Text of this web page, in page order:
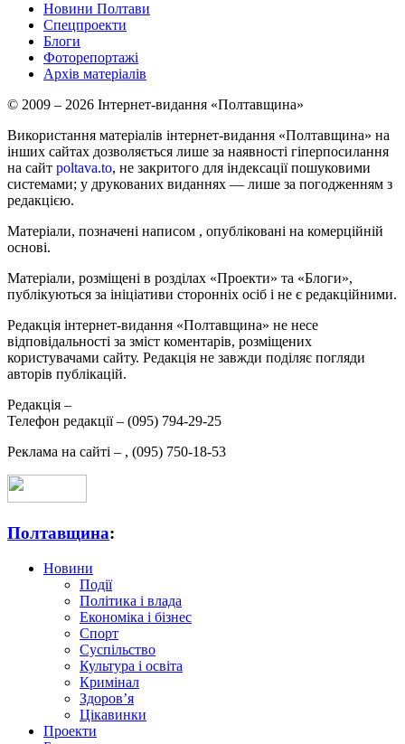
Новини Полтави
Спецпроекти
Блоги
Фоторепортажі
Архів матеріалів
© 2009 – 2026 Інтернет-видання «Полтавщина»
Використання матеріалів інтернет-видання «Полтавщина» на
інших сайтах дозволяється лише за наявності гіперпосилання
на сайт poltava.to, не закритого для індексації пошуковими
системами; у друкованих виданнях — лише за погодженням з
редакцією.
Матеріали, позначені написом , опубліковані на комерційній
основі.
Матеріали, розміщені в розділах «Проекти» та «Блоги»,
публікуються за ініціативи сторонніх осіб і не є редакційними.
Редакція інтернет-видання «Полтавщина» не несе
відповідальності за зміст коментарів, розміщених
користувачами сайту. Редакція не завжди поділяє погляди
авторів публікацій.
Редакція –
Телефон редакції – (095) 794-29-25
Реклама на сайті – , (095) 750-18-53
Полтавщина:
Новини
Події
Політика і влада
Економіка і бізнес
Спорт
Суспільство
Культура і освіта
Кримінал
Здоров’я
Цікавинки
Проекти